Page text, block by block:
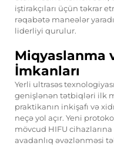
iştirakçıları üçün təkrar
rəqabətə maneələr
liderliyi qurulur.
Miqyaslanma
İmkanları
Yerli ultrasəs
genişlənən tətbiqləri ilk
praktikanın inkişafı və
neçə yol açır. Yeni
mövcud HIFU
avadanlıq əvəzlənməsi